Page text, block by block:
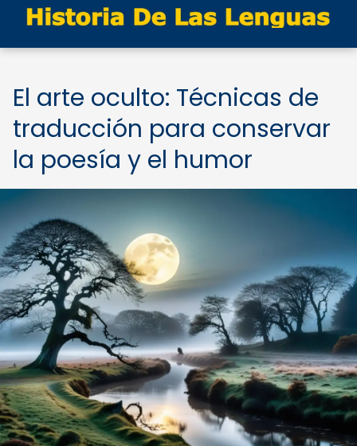
El arte oculto: Técnicas de
traducción para conservar
la poesía y el humor